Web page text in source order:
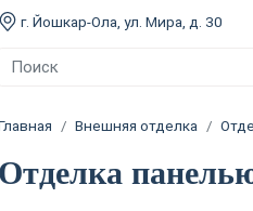
г. Йошкар-Ола, ул. Мира, д. 30
Внешняя отделка
Отделка